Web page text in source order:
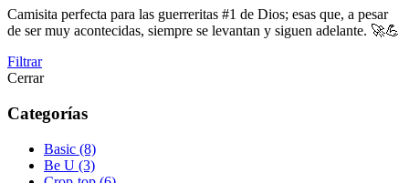
Camisita perfecta para las guerreritas #1 de Dios; esas que, a pesar
de ser muy acontecidas, siempre se levantan y siguen adelante. 🚀💪
Filtrar
Cerrar
Categorías
Basic (8)
Be U (3)